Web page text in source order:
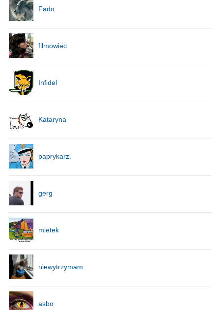
Fado
filmowiec
Infidel
Kataryna
paprykarz.
gerg
mietek
niewytrzymam
asbo